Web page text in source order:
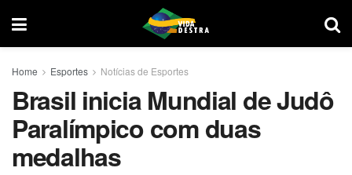
Home Esportes Notícias de Esportes
Brasil inicia Mundial de Judô
Paralímpico com duas
medalhas